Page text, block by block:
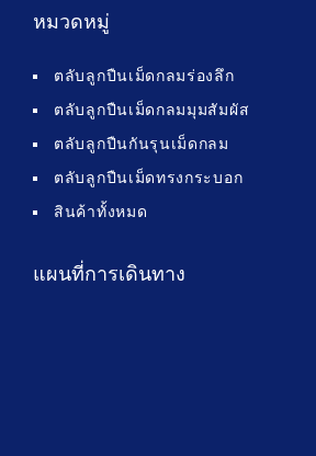
หมวดหมู่
ตลับลูกปืนเม็ดกลมร่องลึก
ตลับลูกปืนเม็ดกลมมุมสัมผัส
ตลับลูกปืนกันรุนเม็ดกลม
ตลับลูกปืนเม็ดทรงกระบอก
สินค้าทั้งหมด
แผนที่การเดินทาง